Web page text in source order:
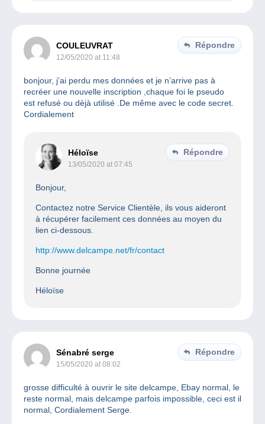
COULEUVRAT
12/05/2020 at 11:48
Répondre
bonjour, j’ai perdu mes données et je n’arrive pas à
recréer une nouvelle inscription ,chaque foi le pseudo
est refusé ou dèjà utilisé .De même avec le code secret.
Cordialement
Héloïse
13/05/2020 at 07:45
Répondre
Bonjour,
Contactez notre Service Clientèle, ils vous aideront
à récupérer facilement ces données au moyen du
lien ci-dessous.
http://www.delcampe.net/fr/contact
Bonne journée
Héloïse
Sénabré serge
15/05/2020 at 08:02
Répondre
grosse difficulté à ouvrir le site delcampe, Ebay normal, le
reste normal, mais delcampe parfois impossible, ceci est il
normal, Cordialement Serge.